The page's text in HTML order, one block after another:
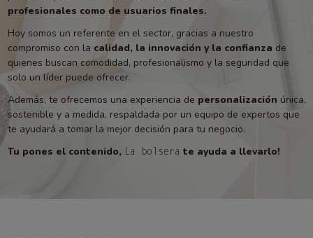
profesionales como de usuarios finales.
Hoy somos un referente en el sector, gracias a nuestro
compromiso con la calidad, la innovación y la confianza de
quienes buscan comodidad, profesionalismo y la seguridad que
solo un líder puede ofrecer.
Además, te ofrecemos una experiencia de personalización única,
sostenible y a medida, respaldada por un equipo de expertos que
te ayudará a tomar la mejor decisión para tu negocio.
Tu pones el contenido, La bolsera te ayuda a llevarlo!